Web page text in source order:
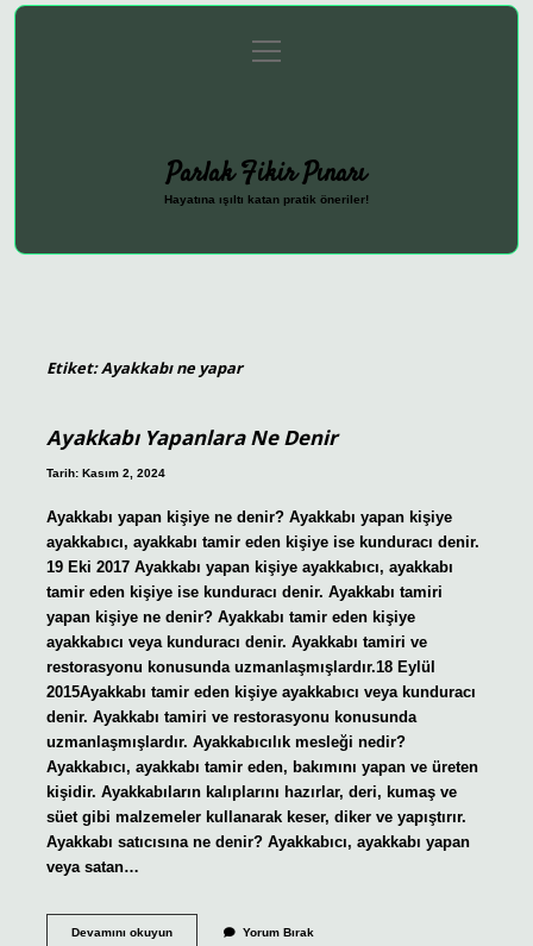
Gizlilik Politikası
menüyü
aç
Parlak Fikir Pınarı
Hayatına ışıltı katan pratik öneriler!
Etiket:Ayakkabı ne yapar
Ayakkabı Yapanlara Ne Denir
Tarih: Kasım 2, 2024
Ayakkabı yapan kişiye ne denir? Ayakkabı yapan kişiye
ayakkabıcı, ayakkabı tamir eden kişiye ise kunduracı denir.
19 Eki 2017 Ayakkabı yapan kişiye ayakkabıcı, ayakkabı
tamir eden kişiye ise kunduracı denir. Ayakkabı tamiri
yapan kişiye ne denir? Ayakkabı tamir eden kişiye
ayakkabıcı veya kunduracı denir. Ayakkabı tamiri ve
restorasyonu konusunda uzmanlaşmışlardır.18 Eylül
2015Ayakkabı tamir eden kişiye ayakkabıcı veya kunduracı
denir. Ayakkabı tamiri ve restorasyonu konusunda
uzmanlaşmışlardır. Ayakkabıcılık mesleği nedir?
Ayakkabıcı, ayakkabı tamir eden, bakımını yapan ve üreten
kişidir. Ayakkabıların kalıplarını hazırlar, deri, kumaş ve
süet gibi malzemeler kullanarak keser, diker ve yapıştırır.
Ayakkabı satıcısına ne denir? Ayakkabıcı, ayakkabı yapan
veya satan…
Devamını okuyunAyakkabı
Yorum Bırak